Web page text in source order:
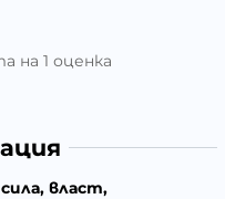
на 1 оценка
власт,